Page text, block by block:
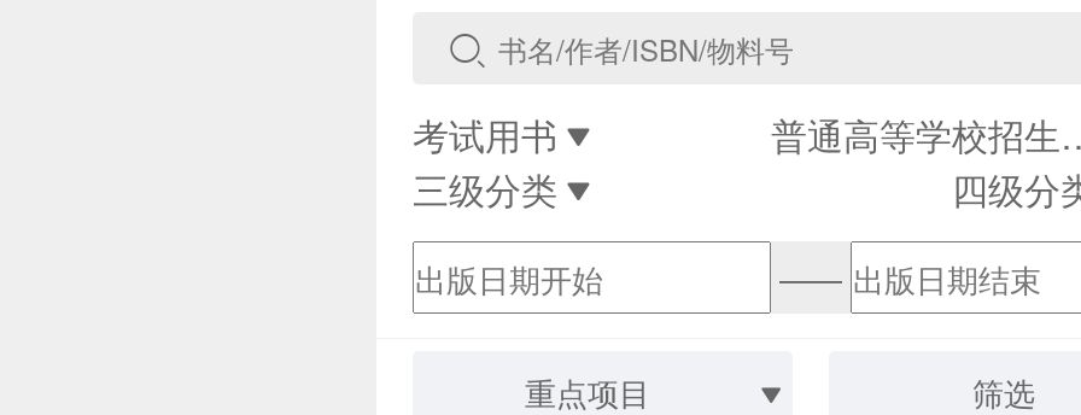
考试用书
普通高等
三级分类
四级分
——
重点项目 筛选